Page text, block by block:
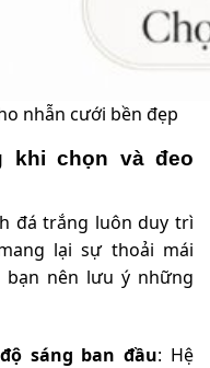
nhẫn cưới bền đẹp
khi chọn và đeo
đá trắng luôn duy trì
lại sự thoải mái
nên lưu ý những
sáng ban đầu: Hệ